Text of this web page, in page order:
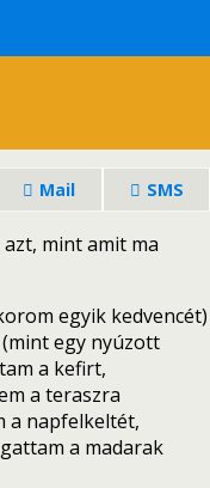
Mail SMS
mint amit ma
egyik kedvencét)
egy nyúzott
a kefirt,
a teraszra
a napfelkeltét,
a madarak